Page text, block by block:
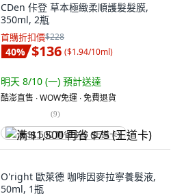
CDen 佧登 草本極緻柔順護髮髮膜,
350ml, 2瓶
首購折扣價$228
40% $136 ($1.94/10ml)
明天 8/10 (一) 預計送達
酷澎直售 ∙ WOW免運 ∙ 免費退貨
(9)
满 $1,500 再省 $75 (王道卡)
O'right 歐萊德 咖啡因麥拉寧養髮液,
50ml, 1瓶